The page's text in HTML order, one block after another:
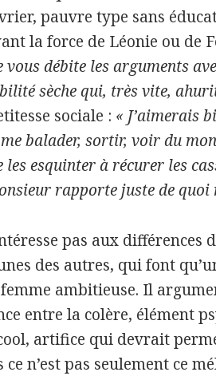
pauvre type sans
la force de Léonie ou de
vous débite les arguments
sèche qui, très vite,
sociale : « J’aimerais
balader, sortir, voir du
esquinter à récurer les
rapporte juste de quoi
pas aux différences
des autres, qui font
ambitieuse. Il
entre la colère, élément
artifice qui devrait
n’est pas seulement ce